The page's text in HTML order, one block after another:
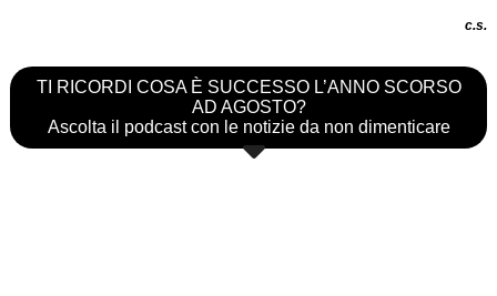
c.s.
TI RICORDI COSA È SUCCESSO L’ANNO SCORSO
AD AGOSTO?
Ascolta il podcast con le notizie da non dimenticare